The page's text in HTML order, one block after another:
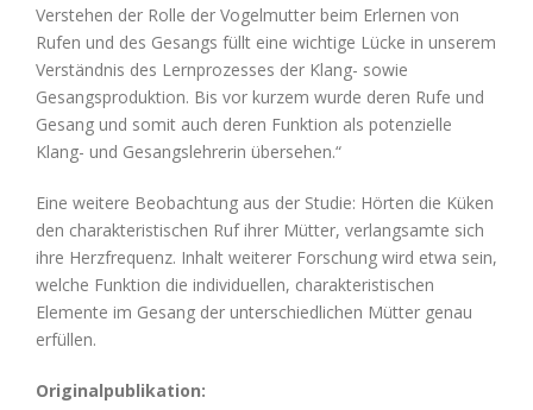
Verstehen der Rolle der Vogelmutter beim Erlernen von
Rufen und des Gesangs füllt eine wichtige Lücke in unserem
Verständnis des Lernprozesses der Klang- sowie
Gesangsproduktion. Bis vor kurzem wurde deren Rufe und
Gesang und somit auch deren Funktion als potenzielle
Klang- und Gesangslehrerin übersehen.“
Eine weitere Beobachtung aus der Studie: Hörten die Küken
den charakteristischen Ruf ihrer Mütter, verlangsamte sich
ihre Herzfrequenz. Inhalt weiterer Forschung wird etwa sein,
welche Funktion die individuellen, charakteristischen
Elemente im Gesang der unterschiedlichen Mütter genau
erfüllen.
Originalpublikation: